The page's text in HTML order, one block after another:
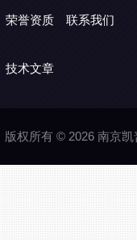
荣誉资质 联系我们
技术文章
版权所有 © 2026 南京